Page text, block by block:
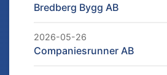
Bredberg Bygg AB
2026-05-26
Companiesrunner AB